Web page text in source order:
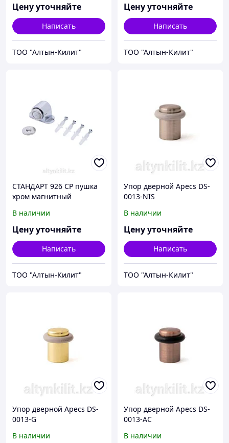
Цену уточняйте
Написать
ТОО "Алтын-Килит"
Цену уточняйте
Написать
ТОО "Алтын-Килит"
СТАНДАРТ 926 CP пушка
хром магнитный
(280,35)
В наличии
Цену уточняйте
Написать
ТОО "Алтын-Килит"
Упор дверной Apecs DS-
0013-NIS
В наличии
Цену уточняйте
Написать
ТОО "Алтын-Килит"
Упор дверной Apecs DS-
0013-G
В наличии
Упор дверной Apecs DS-
0013-AC
В наличии